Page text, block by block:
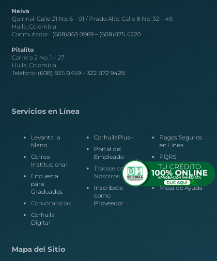
Neiva
Quirinal: Calle 21 No. 6 – 01 / Prado Alto: Calle 8 No. 32 – 49
Huila, Colombia
Conmutador: (608)863 0969 – (608)875 4220
Pitalito
Carrera 2 No. 1 – 27
Huila, Colombia
Teléfono: (608) 835 0459 – 322 872 9428
Servicios en Línea
Levanta la
Mano
Correo
Institucional
Encuesta
para
Graduados
Convocatorias
Corhuila
Digital
CorhuilaPlus+
Portal del
Empleado
Trabaje con
Nosotros
Inscríbete
como
Proveedor
Pagos Seguros
en Línea
PQRS
Laboratorio de
Audiovisuales
Mesa de Ayuda
Mapa del Sitio